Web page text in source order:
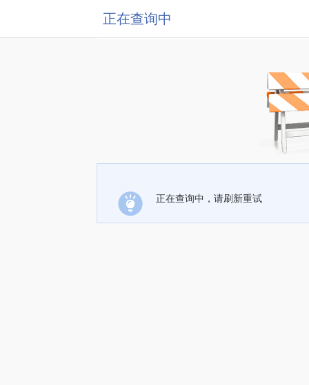
正在查询中
正在查询中，请刷新重试